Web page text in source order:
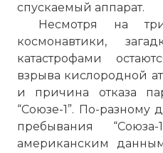
спускаемый аппарат.
Несмотря на
космонавтики,
катастрофами
взрыва кислородной
и причина отказа
“Союзе-1”. По-разному
пребывания
американским